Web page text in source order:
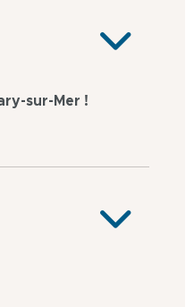
sur-Mer !